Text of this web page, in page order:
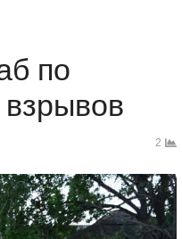
по
2